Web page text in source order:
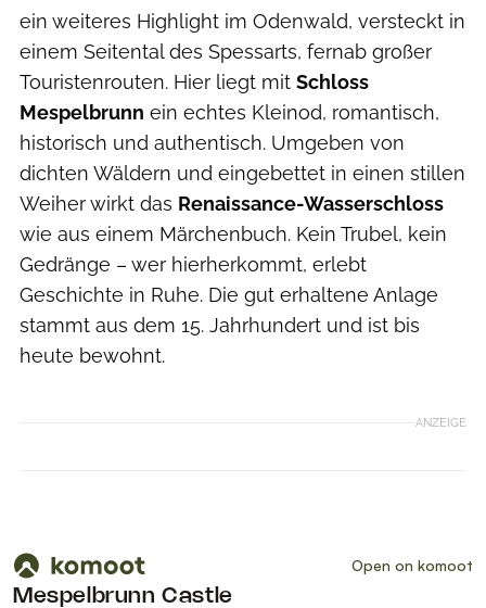
ein weiteres Highlight im Odenwald, versteckt in
einem Seitental des Spessarts, fernab großer
Touristenrouten. Hier liegt mit Schloss
Mespelbrunn ein echtes Kleinod, romantisch,
historisch und authentisch. Umgeben von
dichten Wäldern und eingebettet in einen stillen
Weiher wirkt das Renaissance-Wasserschloss
wie aus einem Märchenbuch. Kein Trubel, kein
Gedränge – wer hierherkommt, erlebt
Geschichte in Ruhe. Die gut erhaltene Anlage
stammt aus dem 15. Jahrhundert und ist bis
heute bewohnt.
ANZEIGE